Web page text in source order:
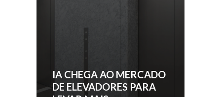
IA CHEGA AO MERCADO
DE ELEVADORES PARA